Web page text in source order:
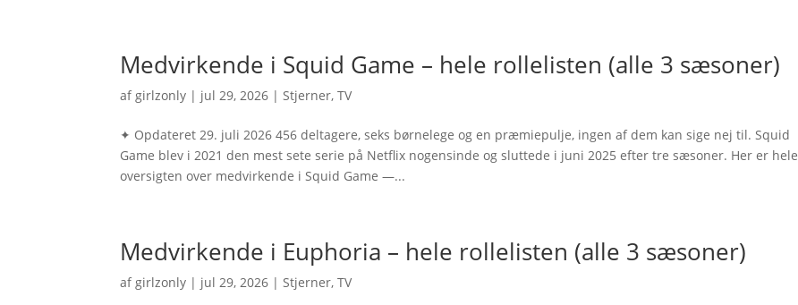
Medvirkende i Squid Game – hele rollelisten (alle 3 sæsoner)
afgirlzonly | jul 29, 2026 |Stjerner,TV
✦ Opdateret 29. juli 2026 456 deltagere, seks børnelege og en præmiepulje, ingen af dem kan sige nej til. Squid
Game blev i 2021 den mest sete serie på Netflix nogensinde og sluttede i juni 2025 efter tre sæsoner. Her er hele
oversigten over medvirkende i Squid Game —...
Medvirkende i Euphoria – hele rollelisten (alle 3 sæsoner)
afgirlzonly | jul 29, 2026 |Stjerner,TV